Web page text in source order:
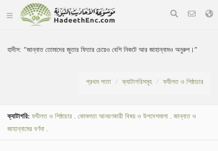
হাদীস: “জান্নাত তোমাদের জুতার ফিতার চেয়েও বেশি নিকটে আর জাহান্নামও অনুরুপ।”
প্রথম পাতা ক্যাটাগরিসমূহ ফযীলত ও শিষ্ঠাচার
ক্যাটাগরি: ফযীলত ও শিষ্ঠাচার . কোমলতা আনয়ণকারী বিষয় ও উপদেশমালা . জান্নাত ও
জাহান্নামের বর্ণনা .